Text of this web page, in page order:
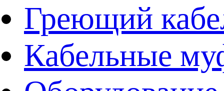
Греющий
Кабельные